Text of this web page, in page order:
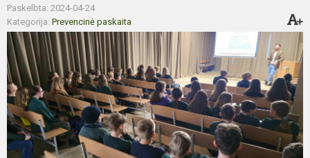
Paskelbta: 2024-04-24
Kategorija: Prevencinė paskaita